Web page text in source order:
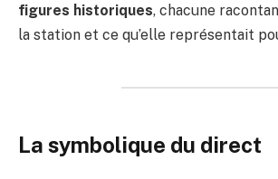
figures historiques, chacune
la station et ce qu’elle représentait
La symbolique du direct